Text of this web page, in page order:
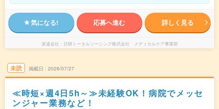
気になる! 応募へ進む 詳しく見る
派遣会社 日研トータルソーシング株式会社 メディカルケア事業部
未読 掲載日 2026/07/27
≪時短×週4日5h～≫未経験OK！病院でメッセ
ンジャー業務など！